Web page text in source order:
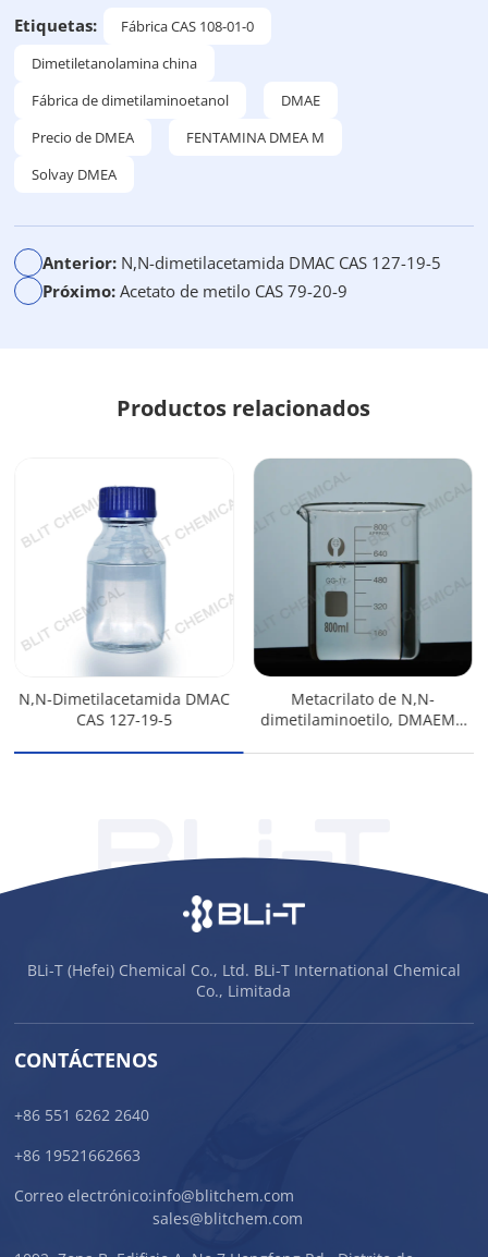
e
n
a
v
:
Etiquetas:
Fábrica CAS 108-01-0
Dimetiletanolamina china
Fábrica de dimetilaminoetanol
DMAE
Precio de DMEA
FENTAMINA DMEA M
Solvay DMEA
Anterior: N,N-dimetilacetamida DMAC CAS 127-19-5
Próximo:Acetato de metilo CAS 79-20-9
Productos relacionados
N,N-Dimetilacetamida DMAC
CAS 127-19-5
Metacrilato de N,N-
dimetilaminoetilo, DMAEMA
BLi-T (Hefei) Chemical Co., Ltd. BLi-T International Chemical
Co., Limitada
CONTÁCTENOS
+86 551 6262 2640
+86 19521662663
Correo electrónico:info@blitchem.com
sales@blitchem.com